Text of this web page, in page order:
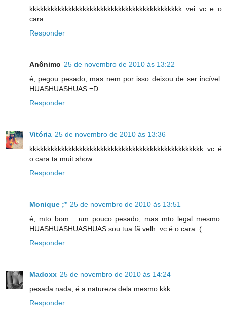
kkkkkkkkkkkkkkkkkkkkkkkkkkkkkkkkkkkkkkkkkkk vei vc e o
cara
Responder
Anônimo 25 de novembro de 2010 às 13:22
é, pegou pesado, mas nem por isso deixou de ser incível.
HUASHUASHUAS =D
Responder
Vitória 25 de novembro de 2010 às 13:36
kkkkkkkkkkkkkkkkkkkkkkkkkkkkkkkkkkkkkkkkkkkkkkkkk vc é
o cara ta muit show
Responder
Monique ;* 25 de novembro de 2010 às 13:51
é, mto bom... um pouco pesado, mas mto legal mesmo.
HUASHUASHUASHUAS sou tua fã velh. vc é o cara. (:
Responder
Madoxx 25 de novembro de 2010 às 14:24
pesada nada, é a natureza dela mesmo kkk
Responder